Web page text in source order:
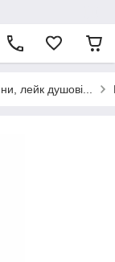
лейк душові...